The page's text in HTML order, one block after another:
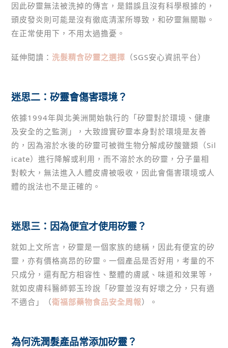
因此矽靈無法被洗掉的傳言，是錯誤且沒有科學根據的，
頭皮發炎則可能是沒有徹底清潔所導致，和矽靈無關聯。
在正常使用下，不用太過擔憂。
延伸閱讀： 洗髮精含矽靈之選擇 （SGS安心資訊平台）
迷思二：矽靈會傷害環境？
依據1994年與北美洲開始執行的「矽靈對於環境、健康
及安全的之監測」，大致證實矽靈本身對於環境是友善
的，因為溶於水後的矽靈可被微生物分解成矽酸鹽類（Sil
icate）進行降解或利用，而不溶於水的矽靈，分子量相
對較大，無法進入人體皮膚被吸收，因此會傷害環境或人
體的說法也不是正確的。
迷思三：因為便宜才使用矽靈？
就如上文所言，矽靈是一個家族的總稱，因此有便宜的矽
靈，亦有價格高昂的矽靈。一個產品是否好用，考量的不
只成分，還有配方相容性、整體的膚感、味道和效果等，
就如皮膚科醫師郭玉玲說「矽靈並沒有好壞之分，只有適
不適合」（衛福部藥物食品安全周報）。
為何洗潤髮產品常添加矽靈？